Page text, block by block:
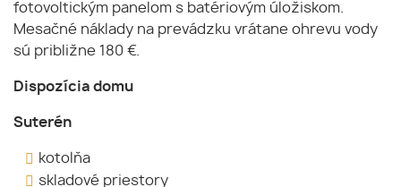
fotovoltickým panelom s batériovým úložiskom.
Mesačné náklady na prevádzku vrátane ohrevu vody
sú približne 180 €.
Dispozícia domu
Suterén
kotolňa
skladové priestory